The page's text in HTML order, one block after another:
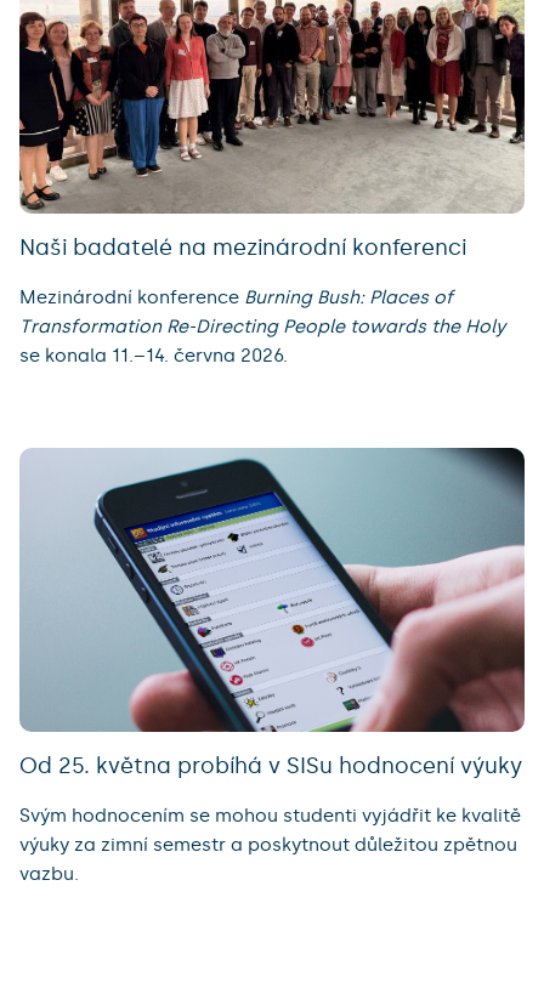
Naši badatelé na mezinárodní konferenci
Mezinárodní konference Burning Bush: Places of
Transformation Re-Directing People towards the Holy
se konala 11.–14. června 2026.
Od 25. května probíhá v SISu hodnocení výuky
Svým hodnocením se mohou studenti vyjádřit ke kvalitě
výuky za zimní semestr a poskytnout důležitou zpětnou
vazbu.